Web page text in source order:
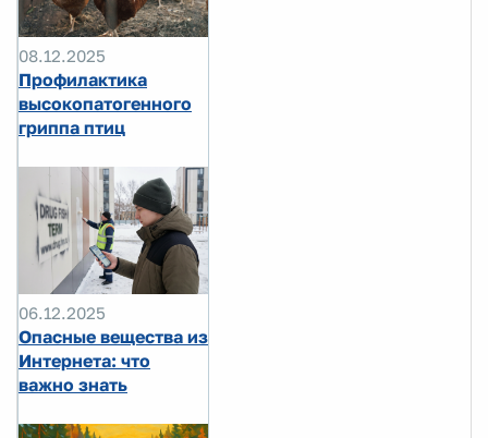
08.12.2025
Профилактика
высокопатогенного
гриппа птиц
06.12.2025
Опасные вещества из
Интернета: что
важно знать